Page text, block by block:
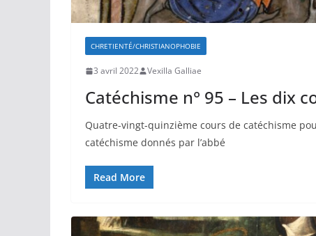
CHRETIENTÉ/CHRISTIANOPHOBIE
3 avril 2022 Vexilla Galliae
Catéchisme n° 95 – Les dix
Quatre-vingt-quinzième cours de catéchisme
catéchisme donnés par l’abbé
Read More